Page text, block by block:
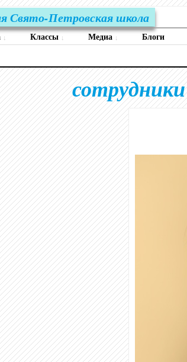
Свято-Петровская школа
↓ Классы ↓ Медиа ↓ Блоги
сотрудники